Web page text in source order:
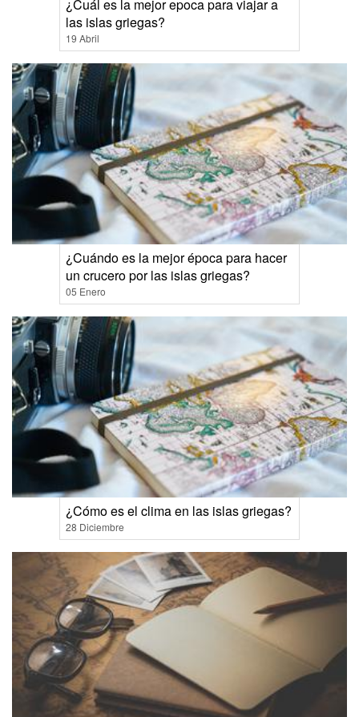
¿Cuál es la mejor epoca para viajar a
las islas griegas?
19 Abril
¿Cuándo es la mejor época para hacer
un crucero por las islas griegas?
05 Enero
¿Cómo es el clima en las islas griegas?
28 Diciembre